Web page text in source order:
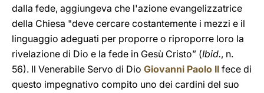
dalla fede, aggiungeva che l'azione evangelizzatrice
della Chiesa "deve cercare costantemente i mezzi e il
linguaggio adeguati per proporre o riproporre loro la
rivelazione di Dio e la fede in Gesù Cristo” (Ibid., n.
56). Il Venerabile Servo di Dio Giovanni Paolo II fece di
questo impegnativo compito uno dei cardini del suo